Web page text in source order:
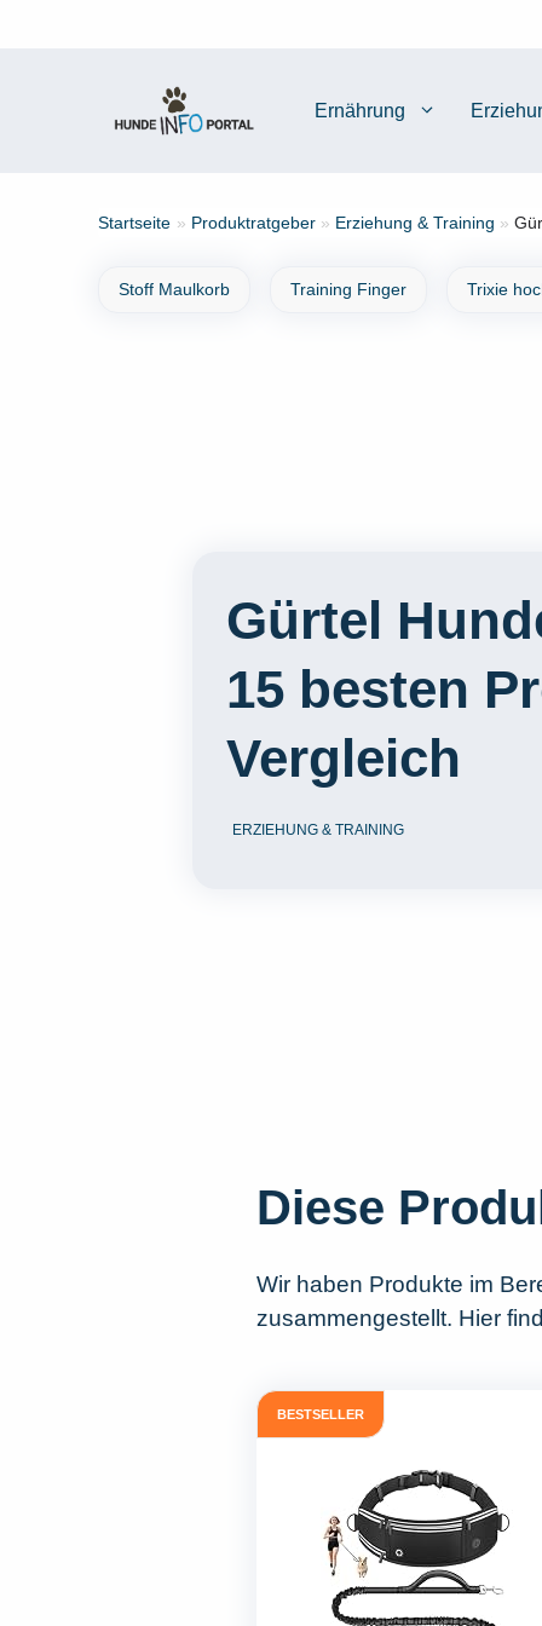
Ernährung
Startseite » Produktratgeber » Erziehung & Training »
Stoff Maulkorb Training Finger Trixie
Gürtel
15 besten
Vergleich
ERZIEHUNG & TRAINING
Diese
Wir haben Produkte im
zusammengestellt. Hier
BESTSELLER